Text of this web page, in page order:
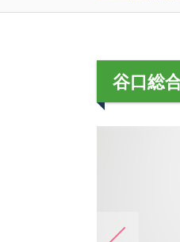
谷口総